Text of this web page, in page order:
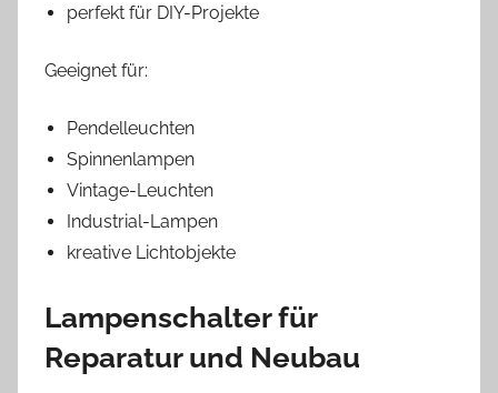
perfekt für DIY-Projekte
Geeignet für:
Pendelleuchten
Spinnenlampen
Vintage-Leuchten
Industrial-Lampen
kreative Lichtobjekte
Lampenschalter für
Reparatur und Neubau